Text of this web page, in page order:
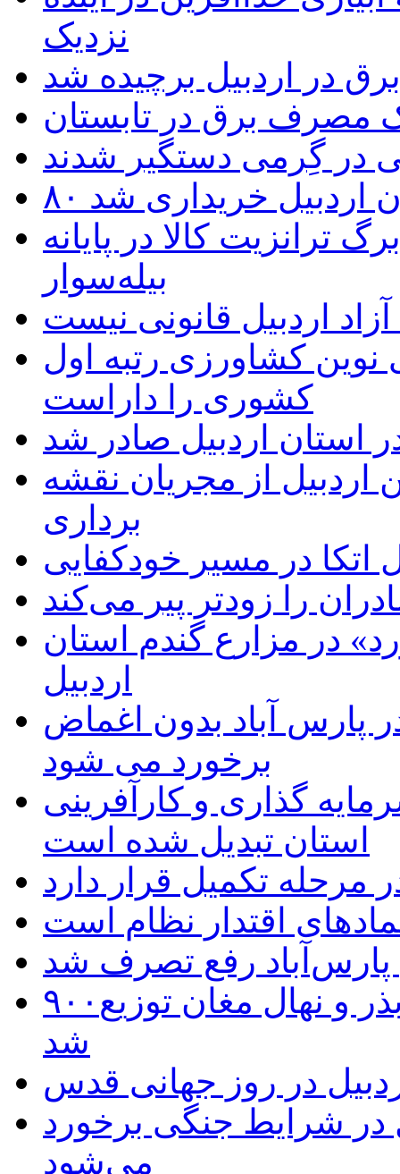
نزدیک
مصرف برق در تابستان
در گِرمی دستگیر شدند
اردبیل خریداری شد
کالا در پایانه
بیله‌سوار
اردبیل قانونی نیست
نوین کشاورزی رتبه اول
کشوری را داراست
استان اردبیل صادر شد
از مجریان نقشه
برداری
در مسیر خودکفایی
را زودتر پیر می‌کند
در مزارع گندم استان
اردبیل
پارس آباد بدون اغماض
برخورد می شود
گذاری و کارآفرینی
استان تبدیل شده است
مرحله تکمیل قرار دارد
اقتدار نظام است
پارس‌آباد رفع تصرف شد
۹۰۰هزار اصله نهال توسط ایستگاه بذر و نهال مغان توزیع
شد
در روز جهانی قدس
در شرایط جنگی برخورد
می‌شود